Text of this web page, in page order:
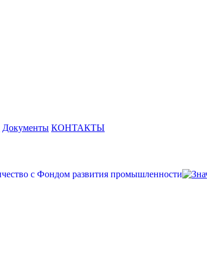
Документы КОНТАКТЫ